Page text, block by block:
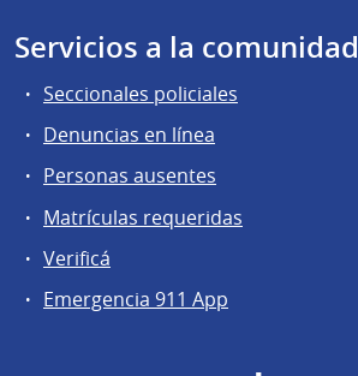
Servicios a la comunidad
Seccionales policiales
Denuncias en línea
Personas ausentes
Matrículas requeridas
Verificá
Emergencia 911 App